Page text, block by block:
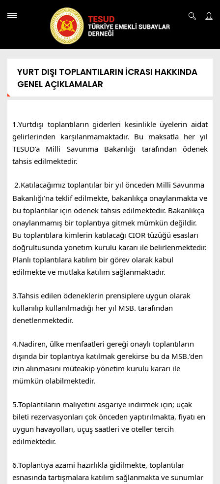
YURT DIŞI TOPLANTILARIN İCRASI HAKKINDA
GENEL AÇIKLAMALAR
1.Yurtdışı toplantıların giderleri kesinlikle üyelerin aidat
gelirlerinden karşılanmamaktadır. Bu maksatla her yıl
TESUD’a Milli Savunma Bakanlığı tarafından ödenek
tahsis edilmektedir.
2.Katılacağımız toplantılar bir yıl önceden Milli Savunma
Bakanlığı’na teklif edilmekte, bakanlıkça onaylanmakta ve
bu toplantılar için ödenek tahsis edilmektedir. Bakanlıkça
onaylanmamış bir toplantıya gitmek mümkün değildir.
Bu toplantılara kimlerin katılacağı CIOR tüzüğü esasları
doğrultusunda yönetim kurulu kararı ile belirlenmektedir.
Planlı toplantılara katılım bir görev olarak kabul
edilmekte ve mutlaka katılım sağlanmaktadır.
3.Tahsis edilen ödeneklerin prensiplere uygun olarak
kullanılıp kullanılmadığı her yıl MSB. tarafından
denetlenmektedir.
4.Nadiren, ülke menfaatleri gereği onaylı toplantıların
dışında bir toplantıya katılmak gerekirse bu da MSB.’den
izin alınmasını müteakip yönetim kurulu kararı ile
mümkün olabilmektedir.
5.Toplantıların maliyetini asgariye indirmek için; uçak
bileti rezervasyonları çok önceden yaptırılmakta, fiyatı en
uygun havayolları, uçuş saatleri ve oteller tercih
edilmektedir.
6.Toplantıya azami hazırlıkla gidilmekte, toplantılar
esnasında tartışmalara katılım sağlanmakta ve sunumlar